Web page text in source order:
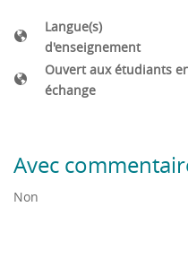
Langue(s)
d'enseignement
Ouvert aux étudiants
échange
Avec
Non